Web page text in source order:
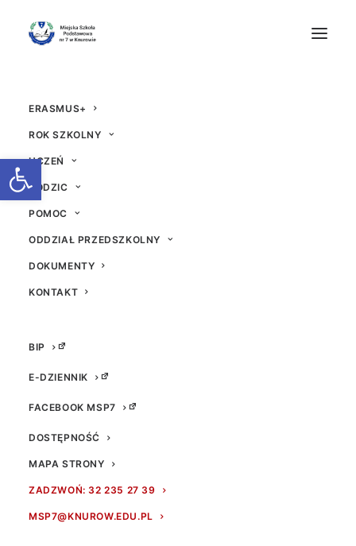
Otwórz pasek narzędzi
ERASMUS+
ROK SZKOLNY
UCZEŃ
RODZIC
POMOC
ODDZIAŁ PRZEDSZKOLNY
DOKUMENTY
KONTAKT
BIP
E-DZIENNIK
FACEBOOK MSP7
DOSTĘPNOŚĆ
MAPA STRONY
ZADZWOŃ: 32 235 27 39
MSP7@KNUROW.EDU.PL
ZAPRASZAMY NA CH
ARYTATYWNY KIERM
ASZ ŚWIĄTECZNY